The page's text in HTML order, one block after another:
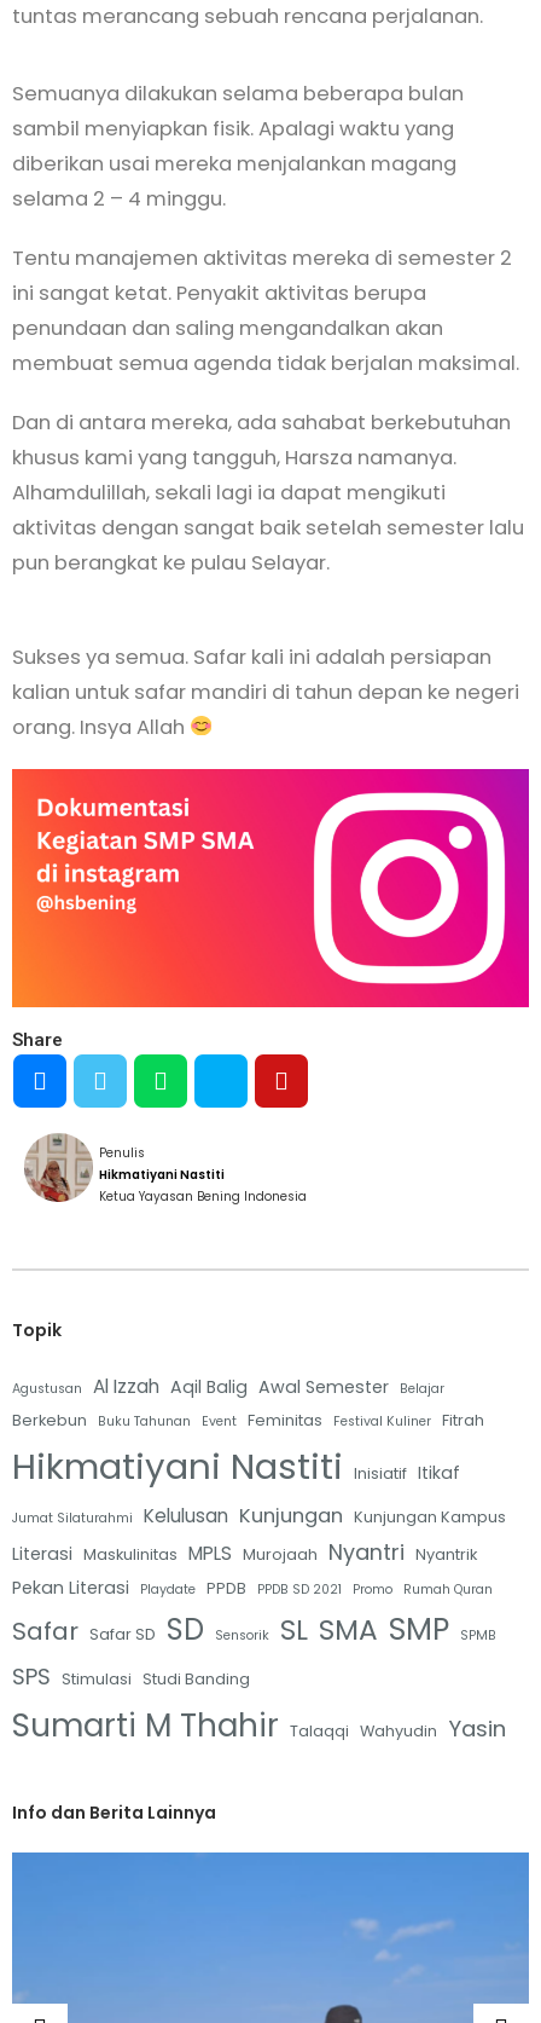
tuntas merancang sebuah rencana perjalanan.
Semuanya dilakukan selama beberapa bulan
sambil menyiapkan fisik. Apalagi waktu yang
diberikan usai mereka menjalankan magang
selama 2 – 4 minggu.
Tentu manajemen aktivitas mereka di semester 2
ini sangat ketat. Penyakit aktivitas berupa
penundaan dan saling mengandalkan akan
membuat semua agenda tidak berjalan maksimal.
Dan di antara mereka, ada sahabat berkebutuhan
khusus kami yang tangguh, Harsza namanya.
Alhamdulillah, sekali lagi ia dapat mengikuti
aktivitas dengan sangat baik setelah semester lalu
pun berangkat ke pulau Selayar.
Sukses ya semua. Safar kali ini adalah persiapan
kalian untuk safar mandiri di tahun depan ke negeri
orang. Insya Allah
Share
Penulis
Hikmatiyani Nastiti
Ketua Yayasan Bening Indonesia
Topik
Agustusan Al Izzah Aqil Balig Awal Semester Belajar
Berkebun Buku Tahunan Event Feminitas Festival Kuliner Fitrah
Hikmatiyani Nastiti Inisiatif Itikaf
Jumat Silaturahmi Kelulusan Kunjungan Kunjungan Kampus
Literasi Maskulinitas MPLS Murojaah Nyantri Nyantrik
Pekan Literasi Playdate PPDB PPDB SD 2021 Promo Rumah Quran
Safar Safar SD SD Sensorik SL SMA SMP SPMB
SPS Stimulasi Studi Banding
Sumarti M Thahir Talaqqi Wahyudin Yasin
Info dan Berita Lainnya